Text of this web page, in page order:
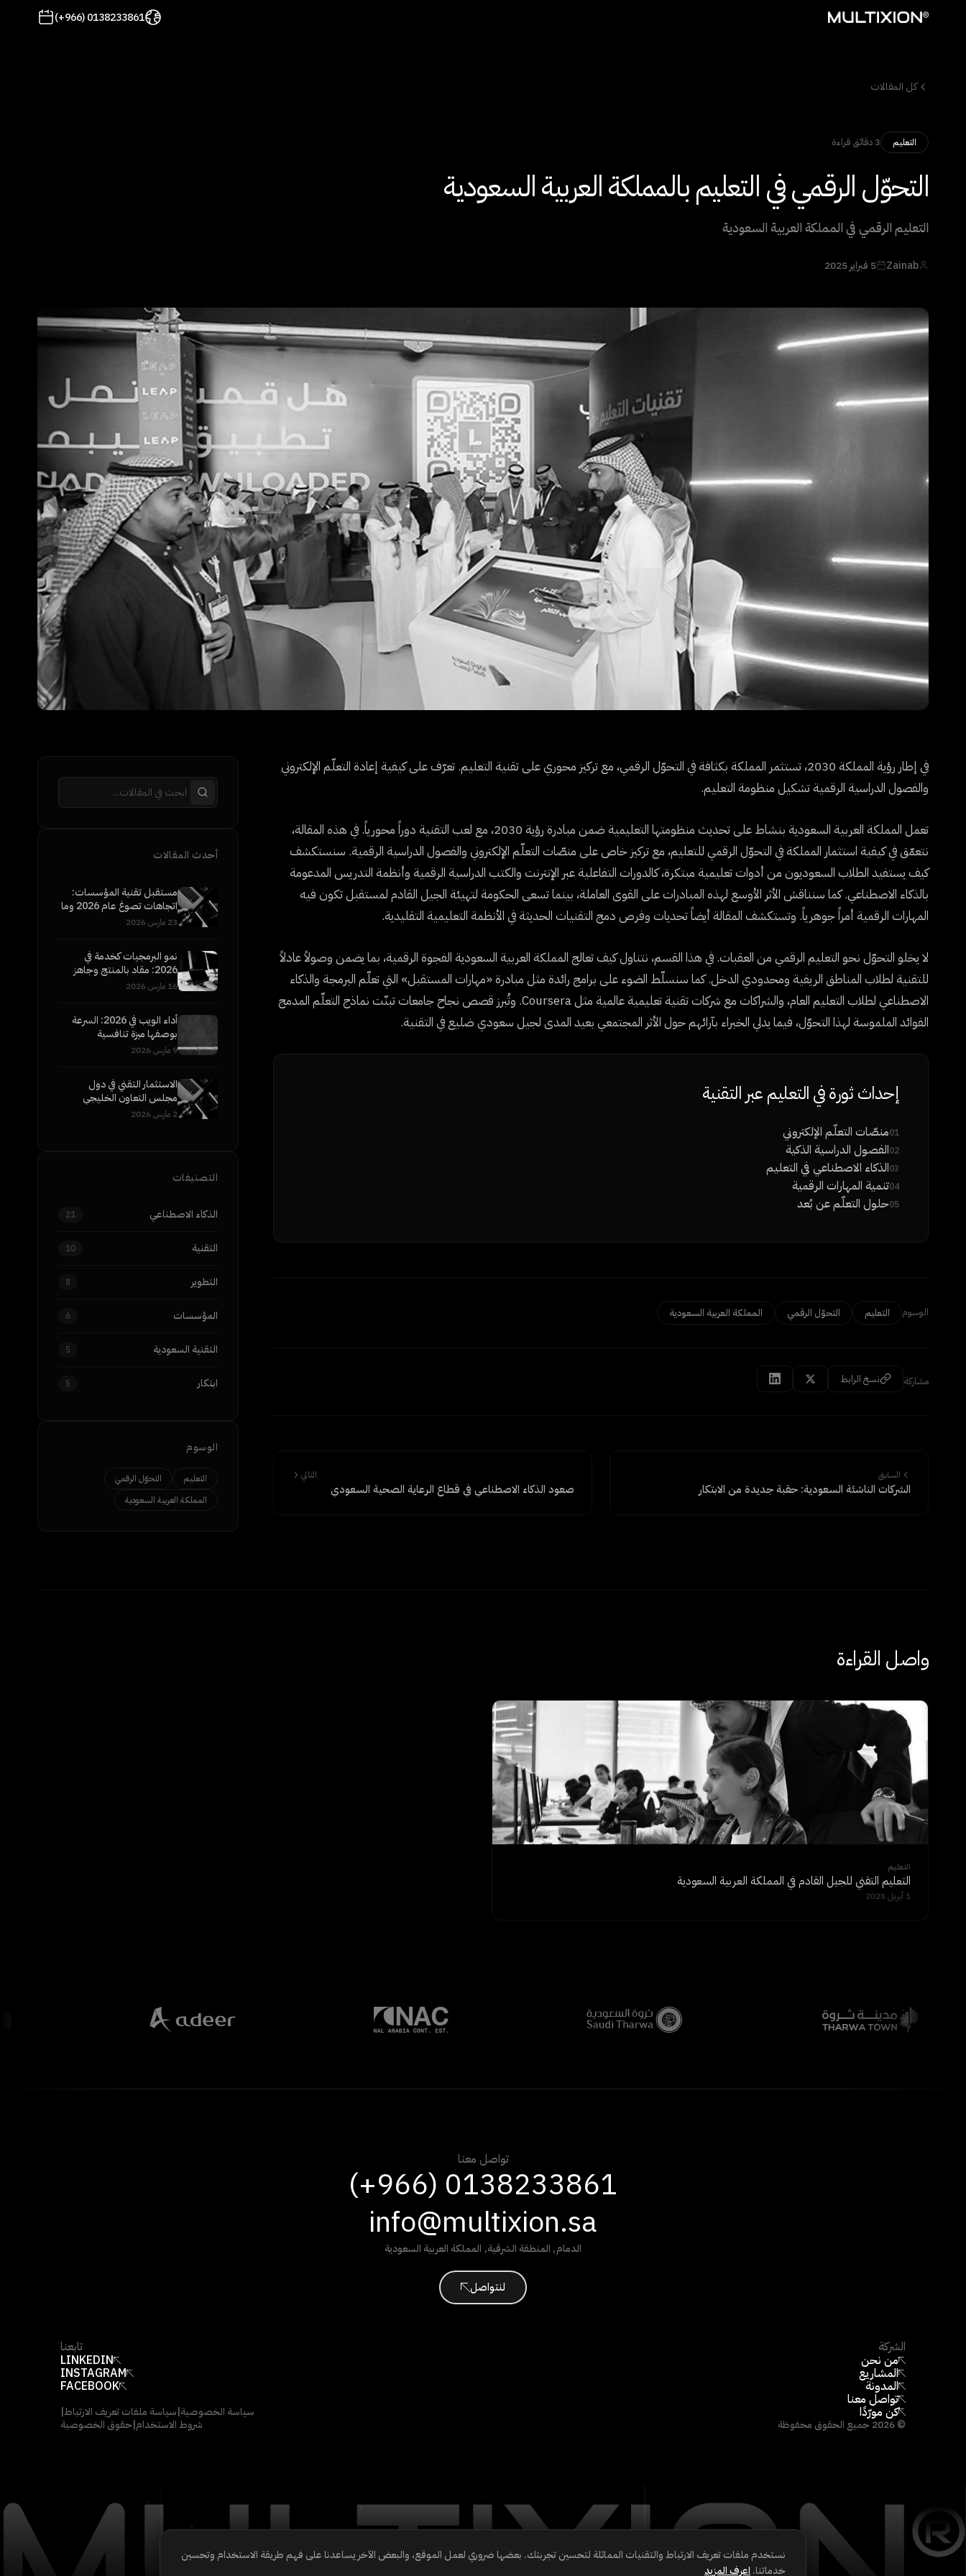
(+966) 0138233861
كل المقالات
التعليم 3 دقائق قراءة
التحوّل الرقمي في التعليم بالمملكة العربية السعودية
التعليم الرقمي في المملكة العربية السعودية
Zainab 5 فبراير 2025
في إطار رؤية المملكة 2030، تستثمر المملكة بكثافة في التحوّل الرقمي، مع تركيز محوري على تقنية التعليم. تعرّف على كيفية إعادة التعلّم الإلكتروني
والفصول الدراسية الرقمية تشكيل منظومة التعليم.
تعمل المملكة العربية السعودية بنشاط على تحديث منظومتها التعليمية ضمن مبادرة رؤية 2030، مع لعب التقنية دوراً محورياً. في هذه المقالة،
نتعمّق في كيفية استثمار المملكة في التحوّل الرقمي للتعليم، مع تركيز خاص على منصّات التعلّم الإلكتروني والفصول الدراسية الرقمية. سنستكشف
كيف يستفيد الطلاب السعوديون من أدوات تعليمية مبتكرة، كالدورات التفاعلية عبر الإنترنت والكتب الدراسية الرقمية وأنظمة التدريس المدعومة
بالذكاء الاصطناعي. كما سنناقش الأثر الأوسع لهذه المبادرات على القوى العاملة، بينما تسعى الحكومة لتهيئة الجيل القادم لمستقبل تكون فيه
المهارات الرقمية أمراً جوهرياً. وتستكشف المقالة أيضاً تحديات وفرص دمج التقنيات الحديثة في الأنظمة التعليمية التقليدية.
لا يخلو التحوّل نحو التعليم الرقمي من العقبات. في هذا القسم، نتناول كيف تعالج المملكة العربية السعودية الفجوة الرقمية، بما يضمن وصولاً عادلاً
للتقنية لطلاب المناطق الريفية ومحدودي الدخل. كما سنسلّط الضوء على برامج رائدة مثل مبادرة «مهارات المستقبل» التي تعلّم البرمجة والذكاء
الاصطناعي لطلاب التعليم العام، والشراكات مع شركات تقنية تعليمية عالمية مثل Coursera. وتُبرز قصص نجاح جامعات تبنّت نماذج التعلّم المدمج
الفوائد الملموسة لهذا التحوّل، فيما يدلي الخبراء بآرائهم حول الأثر المجتمعي بعيد المدى لجيل سعودي ضليع في التقنية.
إحداث ثورة في التعليم عبر التقنية
01منصّات التعلّم الإلكتروني
02الفصول الدراسية الذكية
03الذكاء الاصطناعي في التعليم
04تنمية المهارات الرقمية
05حلول التعلّم عن بُعد
الوسوم التعليم التحوّل الرقمي المملكة العربية السعودية
مشاركة نسخ الرابط
السابق
الشركات الناشئة السعودية: حقبة جديدة من الابتكار
التالي
صعود الذكاء الاصطناعي في قطاع الرعاية الصحية السعودي
أحدث المقالات
مستقبل تقنية المؤسسات:
اتجاهات تصوغ عام 2026 وما
بعده
23 مارس 2026
نمو البرمجيات كخدمة في
2026: مقاد بالمنتج وجاهز
للمؤسسات
16 مارس 2026
أداء الويب في 2026: السرعة
بوصفها ميزة تنافسية
9 مارس 2026
الاستثمار التقني في دول
مجلس التعاون الخليجي
2026: إلى أين تتجه الأموال
2 مارس 2026
التصنيفات
الذكاء الاصطناعي 21
التقنية 10
التطوير 8
المؤسسات 6
التقنية السعودية 5
ابتكار 5
الوسوم
التعليم
التحوّل الرقمي
المملكة العربية السعودية
واصل القراءة
التعليم
التعليم التقني للجيل القادم في المملكة العربية السعودية
1 أبريل 2025
الشركة
من نحن
المشاريع
المدونة
تواصل معنا
كن مورّدًا
©
2026جميع الحقوق محفوظة
تواصل معنا
(+966) 0138233861
info@multixion.sa
الدمام, المنطقة الشرقية, المملكة العربية السعودية
لنتواصل
تابعنا
LINKEDIN
INSTAGRAM
FACEBOOK
سياسة الخصوصية|سياسة ملفات تعريف الارتباط|
شروط الاستخدام|حقوق الخصوصية
نستخدم ملفات تعريف الارتباط والتقنيات المماثلة لتحسين تجربتك. بعضها ضروري لعمل الموقع، والبعض الآخر يساعدنا على فهم طريقة الاستخدام وتحسين
خدماتنا. اعرف المزيد